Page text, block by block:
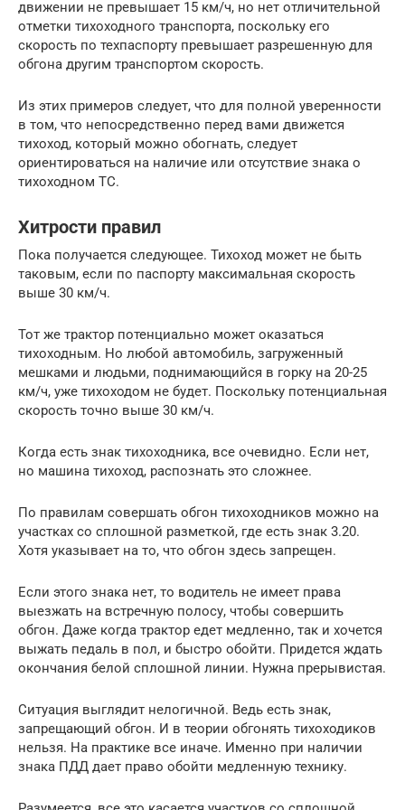
движении не превышает 15 км/ч, но нет отличительной
отметки тихоходного транспорта, поскольку его
скорость по техпаспорту превышает разрешенную для
обгона другим транспортом скорость.
Из этих примеров следует, что для полной уверенности
в том, что непосредственно перед вами движется
тихоход, который можно обогнать, следует
ориентироваться на наличие или отсутствие знака о
тихоходном ТС.
Хитрости правил
Пока получается следующее. Тихоход может не быть
таковым, если по паспорту максимальная скорость
выше 30 км/ч.
Тот же трактор потенциально может оказаться
тихоходным. Но любой автомобиль, загруженный
мешками и людьми, поднимающийся в горку на 20-25
км/ч, уже тихоходом не будет. Поскольку потенциальная
скорость точно выше 30 км/ч.
Когда есть знак тихоходника, все очевидно. Если нет,
но машина тихоход, распознать это сложнее.
По правилам совершать обгон тихоходников можно на
участках со сплошной разметкой, где есть знак 3.20.
Хотя указывает на то, что обгон здесь запрещен.
Если этого знака нет, то водитель не имеет права
выезжать на встречную полосу, чтобы совершить
обгон. Даже когда трактор едет медленно, так и хочется
выжать педаль в пол, и быстро обойти. Придется ждать
окончания белой сплошной линии. Нужна прерывистая.
Ситуация выглядит нелогичной. Ведь есть знак,
запрещающий обгон. И в теории обгонять тихоходиков
нельзя. На практике все иначе. Именно при наличии
знака ПДД дает право обойти медленную технику.